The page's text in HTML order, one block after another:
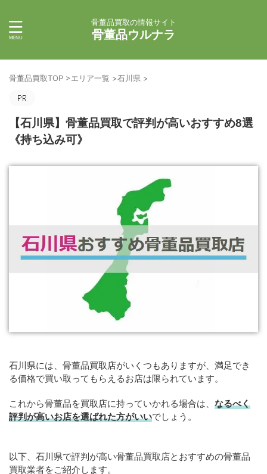
骨董品買取の情報サイト
骨董品ウルナラ
骨董品買取TOP >エリア一覧 >石川県 >
【石川県】骨董品買取で評判が高いおすすめ8選
《持ち込み可》
石川県には、骨董品買取店がいくつもありますが、満足でき
る価格で買い取ってもらえるお店は限られています。
これから骨董品を買取店に持っていかれる場合は、 なるべく
評判が高いお店を選ばれた方がいいでしょう。
以下、石川県で評判が高い骨董品買取店とおすすめの骨董品
買取業者をご紹介します。